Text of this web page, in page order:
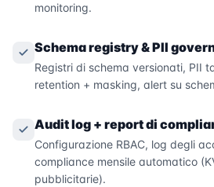
monitoring.
Schema registry & PII
Registri di schema versionati, PII
retention + masking, alert su
Audit log + report di
Configurazione RBAC, log degli
compliance mensile automatico
pubblicitarie).